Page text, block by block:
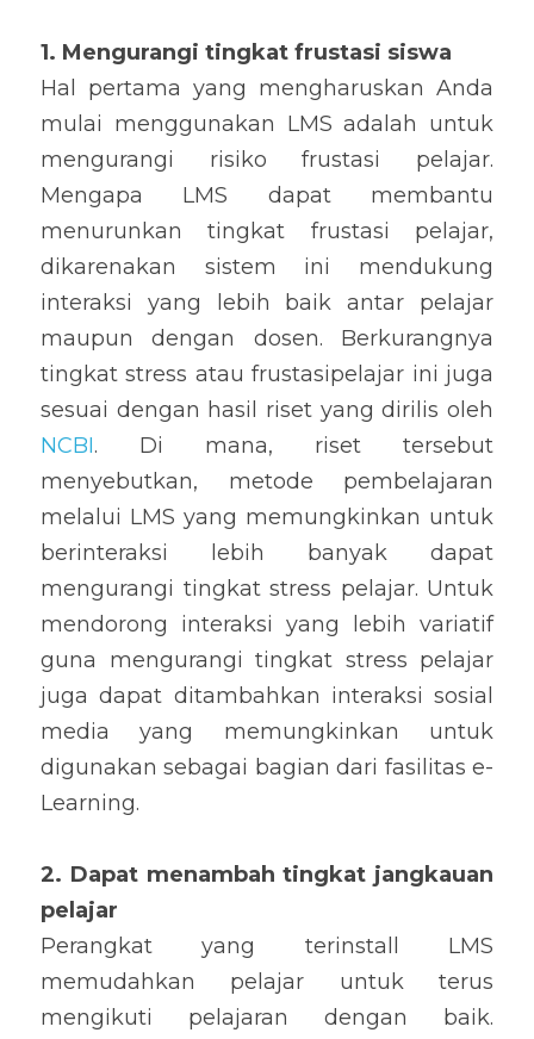
1. Mengurangi tingkat frustasi siswa
Hal pertama yang mengharuskan Anda
mulai menggunakan LMS adalah untuk
mengurangi risiko frustasi pelajar.
Mengapa LMS dapat membantu
menurunkan tingkat frustasi pelajar,
dikarenakan sistem ini mendukung
interaksi yang lebih baik antar pelajar
maupun dengan dosen. Berkurangnya
tingkat stress atau frustasipelajar ini juga
NCBI. Di mana, riset tersebut
menyebutkan, metode pembelajaran
melalui LMS yang memungkinkan untuk
berinteraksi lebih banyak dapat
mengurangi tingkat stress pelajar. Untuk
mendorong interaksi yang lebih variatif
guna mengurangi tingkat stress pelajar
juga dapat ditambahkan interaksi sosial
media yang memungkinkan untuk
digunakan sebagai bagian dari fasilitas e-
Learning.
2. Dapat menambah tingkat jangkauan
pelajar
Perangkat yang terinstall LMS
memudahkan pelajar untuk terus
mengikuti pelajaran dengan baik.